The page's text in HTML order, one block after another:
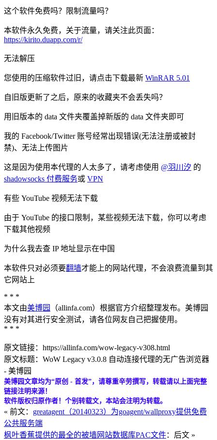
这个软件免费吗？限制流量吗？
本软件永久免费，关于流量，请关注此页面：
https://kirito.duapp.com/r/
无法解压
您使用的压缩软件过旧，请点击下载最新 WinRAR 5.01
自旧版更新了之后，原来的收藏夹不会丢失吗？
用旧版本的 data 文件夹覆盖掉新版的 data 文件夹即可
我的 Facebook/Twitter 账号经常出现错误(无法注册或被封
禁)、无法上传图片
这是因为使用本代理的人太多了，请考虑使用 @羽川汐 的
shadowsocks 付费服务或 VPN
有些 YouTube 视频无法下载
由于 YouTube 的接口限制，某些视频无法下载，你可以考虑
下载其他视频
为什么我去查 IP 地址显示在中国
本软件只对必须要翻墙才能上的网站代理，不会浪费流量到其
它网站上
* * *
本文由美博园
（allinfa.com）根据官方介绍整理发布。美博园
没有对其进行安全测试，请各位网友自己把握使用。
* * *
原文链接：https://allinfa.com/wow-legacy-v308.html
原文标题：WoW Legacy v3.0.8 自动连接代理的无广告浏览器
- 美博园
美博园文章均为“原创 - 首发”，请尊重辛劳撰写，转载请以上面完整
链接注明来源！
软件版权归原作者！个别转载文，本站会注明为转载。
« 前文： greatagent（20140323）为goagent/wallproxy提供免费
公共服务端
枫叶香蕉提供的最全的被墙网站数据库PAC文件：后文 »